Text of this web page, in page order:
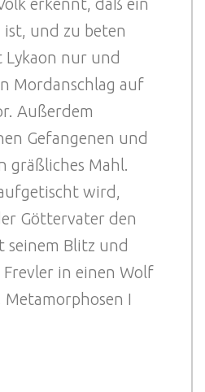
und zu beten
nur und
Mordanschlag auf
Außerdem
Gefangenen und
gräßliches Mahl.
wird,
Göttervater den
seinem Blitz und
in einen Wolf
Metamorphosen I